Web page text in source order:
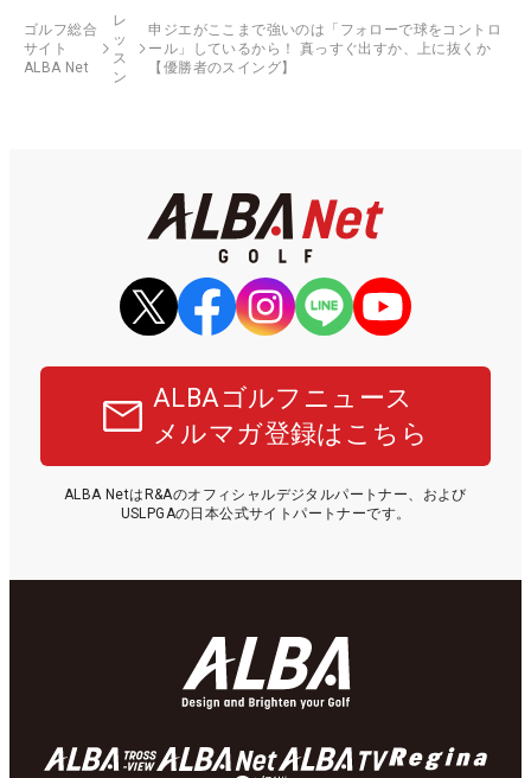
ゴルフ総合
サイト
ALBA Net
レ
ッ
ス
ン
申ジエがここまで強いのは「フォローで球をコントロ
ール」しているから！ 真っすぐ出すか、上に抜くか
【優勝者のスイング】
ALBAゴルフニュース
メルマガ登録はこちら
ALBA NetはR&Aのオフィシャルデジタルパートナー、および
USLPGAの日本公式サイトパートナーです。